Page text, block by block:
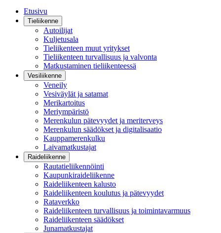
Etusivu
Tieliikenne
Autoilijat
Kuljetusala
Tieliikenteen muut yritykset
Tieliikenteen turvallisuus ja valvonta
Matkustaminen tieliikenteessä
Vesiliikenne
Veneily
Vesiväylät ja satamat
Merikartoitus
Meriympäristö
Merenkulun pätevyydet ja meriterveys
Merenkulun säädökset ja digitalisaatio
Kauppamerenkulku
Laivamatkustajat
Raideliikenne
Rautatieliikennöinti
Kaupunkiraideliikenne
Raideliikenteen kalusto
Raideliikenteen koulutus ja pätevyydet
Rataverkko
Raideliikenteen turvallisuus ja toimintavarmuus
Raideliikenteen säädökset
Junamatkustajat